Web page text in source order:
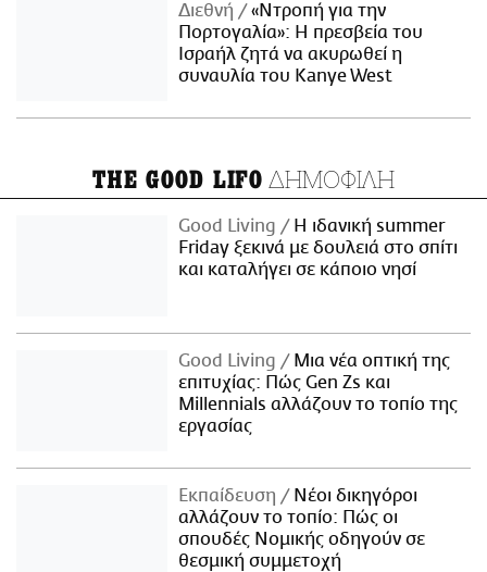
Διεθνή
«Ντροπή για την
Πορτογαλία»: Η πρεσβεία του
Ισραήλ ζητά να ακυρωθεί η
συναυλία του Kanye West
THE GOOD LIFO ΔΗΜΟΦΙΛΗ
Good Living
Η ιδανική summer
Friday ξεκινά με δουλειά στο σπίτι
και καταλήγει σε κάποιο νησί
Good Living
Μια νέα οπτική της
επιτυχίας: Πώς Gen Zs και
Millennials αλλάζουν το τοπίο της
εργασίας
Εκπαίδευση
Νέοι δικηγόροι
αλλάζουν το τοπίο: Πώς οι
σπουδές Νομικής οδηγούν σε
θεσμική συμμετοχή